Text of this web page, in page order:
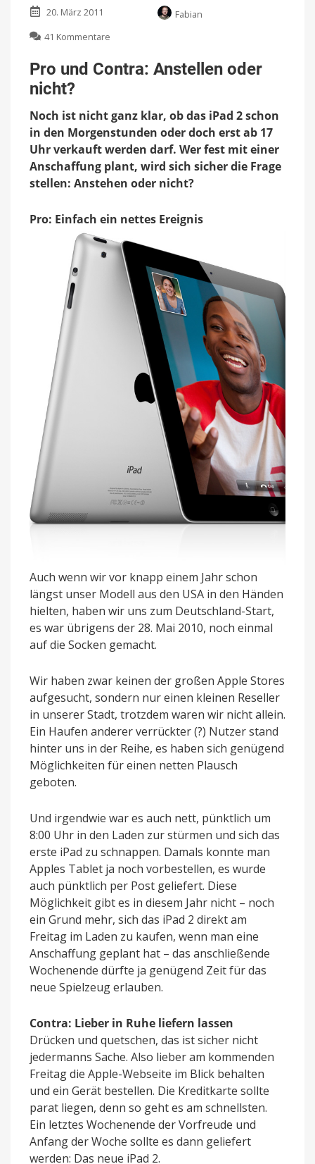
20. März 2011
Fabian
41 Kommentare
und
Contra:
nicht?
Pro und Contra: Anstellen oder
nicht?
Noch ist nicht ganz klar, ob das iPad 2 schon
in den Morgenstunden oder doch erst ab 17
Uhr verkauft werden darf. Wer fest mit einer
Anschaffung plant, wird sich sicher die Frage
stellen: Anstehen oder nicht?
Pro: Einfach ein nettes Ereignis
Auch wenn wir vor knapp einem Jahr schon
längst unser Modell aus den USA in den Händen
hielten, haben wir uns zum Deutschland-Start,
es war übrigens der 28. Mai 2010, noch einmal
auf die Socken gemacht.
Wir haben zwar keinen der großen Apple Stores
aufgesucht, sondern nur einen kleinen Reseller
in unserer Stadt, trotzdem waren wir nicht allein.
Ein Haufen anderer verrückter (?) Nutzer stand
hinter uns in der Reihe, es haben sich genügend
Möglichkeiten für einen netten Plausch
geboten.
Und irgendwie war es auch nett, pünktlich um
8:00 Uhr in den Laden zur stürmen und sich das
erste iPad zu schnappen. Damals konnte man
Apples Tablet ja noch vorbestellen, es wurde
auch pünktlich per Post geliefert. Diese
Möglichkeit gibt es in diesem Jahr nicht – noch
ein Grund mehr, sich das iPad 2 direkt am
Freitag im Laden zu kaufen, wenn man eine
Anschaffung geplant hat – das anschließende
Wochenende dürfte ja genügend Zeit für das
neue Spielzeug erlauben.
Contra: Lieber in Ruhe liefern lassen
Drücken und quetschen, das ist sicher nicht
jedermanns Sache. Also lieber am kommenden
Freitag die Apple-Webseite im Blick behalten
und ein Gerät bestellen. Die Kreditkarte sollte
parat liegen, denn so geht es am schnellsten.
Ein letztes Wochenende der Vorfreude und
Anfang der Woche sollte es dann geliefert
werden: Das neue iPad 2.